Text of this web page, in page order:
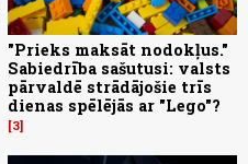
"Prieks maksāt nodokļus."
Sabiedrība sašutusi: valsts
pārvaldē strādājošie trīs
dienas spēlējās ar "Lego"?
3